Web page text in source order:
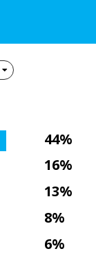
44%
16%
13%
8%
6%